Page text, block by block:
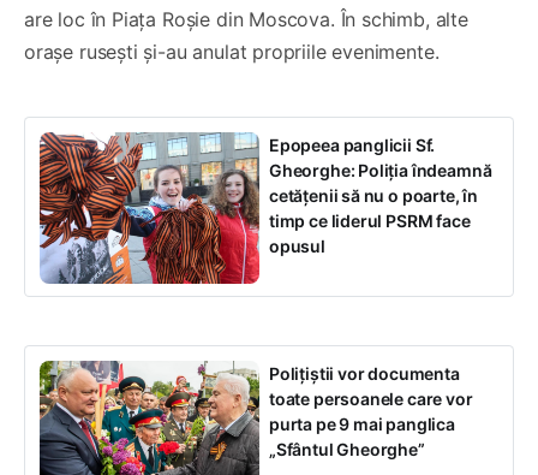
are loc în Piaţa Roşie din Moscova. În schimb, alte
oraşe ruseşti şi-au anulat propriile evenimente.
Epopeea panglicii Sf.
Gheorghe: Poliția îndeamnă
cetățenii să nu o poarte, în
timp ce liderul PSRM face
opusul
Polițiștii vor documenta
toate persoanele care vor
purta pe 9 mai panglica
„Sfântul Gheorghe”